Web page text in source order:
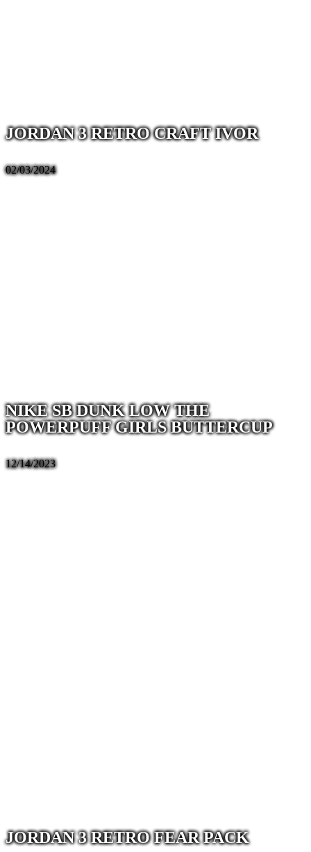
JORDAN 3 RETRO CRAFT IVOR
02/03/2024
NIKE SB DUNK LOW THE
POWERPUFF GIRLS BUTTERCUP
12/14/2023
JORDAN 3 RETRO FEAR PACK